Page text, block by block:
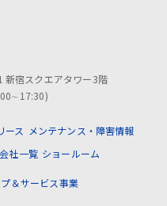
宿スクエアタワー3階
ース メンテナンス・障害情報
社一覧 ショールーム
＆サービス事業